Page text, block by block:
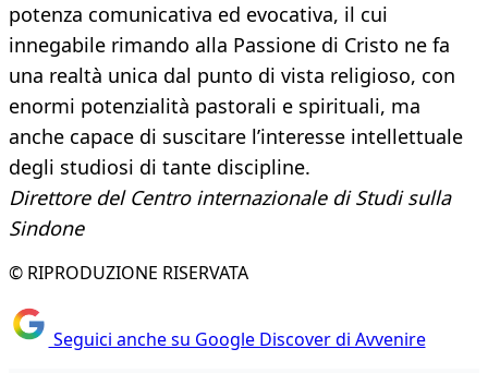
potenza comunicativa ed evocativa, il cui
innegabile rimando alla Passione di Cristo ne fa
una realtà unica dal punto di vista religioso, con
enormi potenzialità pastorali e spirituali, ma
anche capace di suscitare l’interesse intellettuale
degli studiosi di tante discipline.
Direttore del Centro internazionale di Studi sulla
Sindone​
© RIPRODUZIONE RISERVATA
Seguici anche su Google Discover di Avvenire